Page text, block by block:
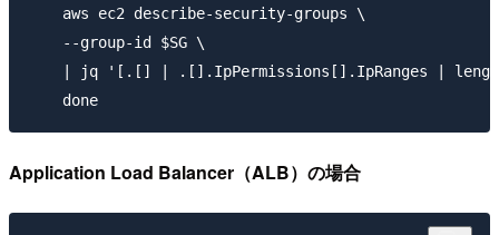
    aws ec2 describe-security-groups \
    --group-id $SG \
| jq '[.[] | .[].IpPermissions[].IpRanges |
Application Load Balancer（ALB）の場合